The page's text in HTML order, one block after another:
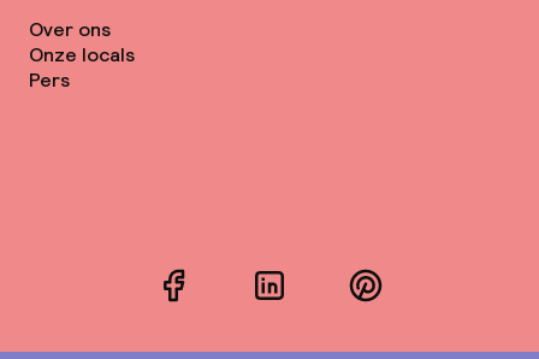
Over ons
Onze locals
Pers
FacebookLinkedInPinterest